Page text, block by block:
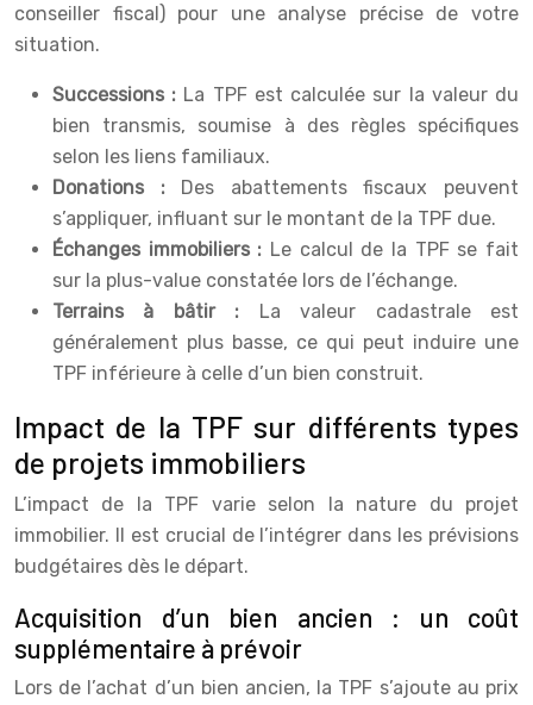
conseiller fiscal) pour une analyse précise de votre
situation.
Successions : La TPF est calculée sur la valeur du
bien transmis, soumise à des règles spécifiques
selon les liens familiaux.
Donations : Des abattements fiscaux peuvent
s’appliquer, influant sur le montant de la TPF due.
Échanges immobiliers : Le calcul de la TPF se fait
sur la plus-value constatée lors de l’échange.
Terrains à bâtir : La valeur cadastrale est
généralement plus basse, ce qui peut induire une
TPF inférieure à celle d’un bien construit.
Impact de la TPF sur différents types
de projets immobiliers
L’impact de la TPF varie selon la nature du projet
immobilier. Il est crucial de l’intégrer dans les prévisions
budgétaires dès le départ.
Acquisition d’un bien ancien : un coût
supplémentaire à prévoir
Lors de l’achat d’un bien ancien, la TPF s’ajoute au prix